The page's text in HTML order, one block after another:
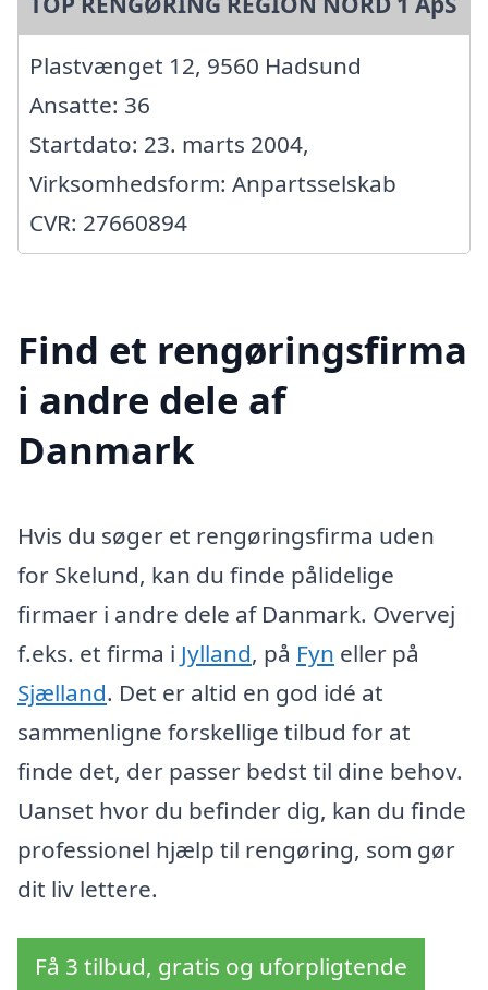
Plastvænget 12, 9560 Hadsund
Ansatte: 36
Startdato: 23. marts 2004,
Virksomhedsform: Anpartsselskab
CVR: 27660894
Find et rengøringsfirma
i andre dele af
Danmark
Hvis du søger et rengøringsfirma uden
for Skelund, kan du finde pålidelige
firmaer i andre dele af Danmark. Overvej
f.eks. et firma i Jylland, på Fyn eller på
Sjælland. Det er altid en god idé at
sammenligne forskellige tilbud for at
finde det, der passer bedst til dine behov.
Uanset hvor du befinder dig, kan du finde
professionel hjælp til rengøring, som gør
dit liv lettere.
Få 3 tilbud, gratis og uforpligtende